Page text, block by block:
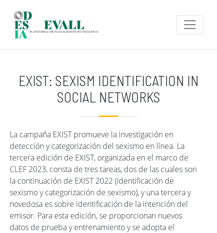
EXIST: SEXISM IDENTIFICATION IN
SOCIAL NETWORKS
La campaña EXIST promueve la investigación en
detección y categorización del sexismo en línea. La
tercera edición de EXIST, organizada en el marco de
CLEF 2023, consta de tres tareas, dos de las cuales son
la continuación de EXIST 2022 (identificación de
sexismo y categorización de sexismo), y una tercera y
novedosa es sobre identificación de la intención del
emisor. Para esta edición, se proporcionan nuevos
datos de prueba y entrenamiento y se adopta el